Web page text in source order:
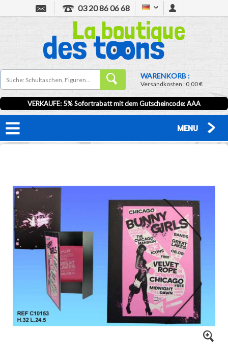
03 20 86 06 68
WARENKORB :
Versandkosten :0,00 €
VERKAUFE: 5% Sofortrabatt mit dem Gutscheincode:AAA
MENU